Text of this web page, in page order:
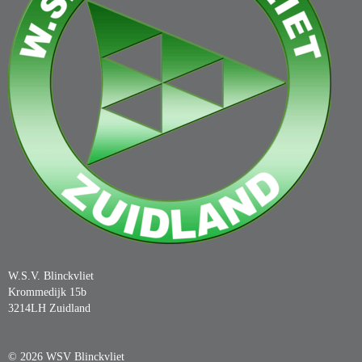
W.S.V. Blinckvliet
Krommedijk 15b
3214LH Zuidland
© 2026 WSV Blinckvliet